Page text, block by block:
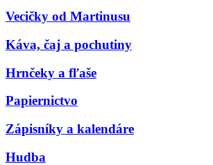
Vecičky od Martinusu
Káva, čaj a pochutiny
Hrnčeky a fľaše
Papiernictvo
Zápisníky a kalendáre
Hudba